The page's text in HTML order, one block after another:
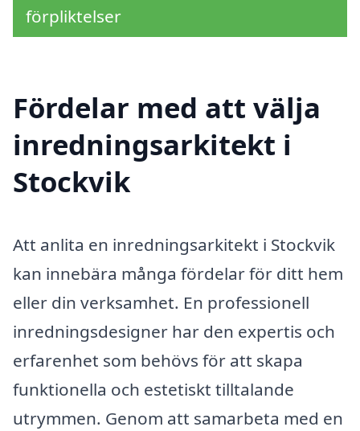
förpliktelser
Fördelar med att välja
inredningsarkitekt i
Stockvik
Att anlita en inredningsarkitekt i Stockvik
kan innebära många fördelar för ditt hem
eller din verksamhet. En professionell
inredningsdesigner har den expertis och
erfarenhet som behövs för att skapa
funktionella och estetiskt tilltalande
utrymmen. Genom att samarbeta med en